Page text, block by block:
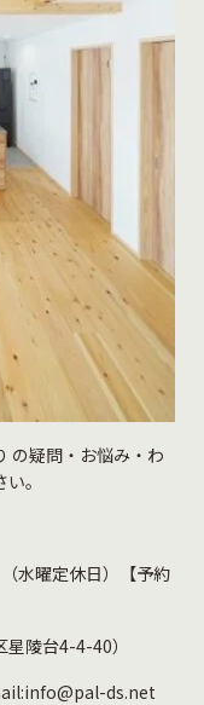
の疑問・お悩み・わ
。
水曜定休日）【予約
陵台4-4-40）
ds.net